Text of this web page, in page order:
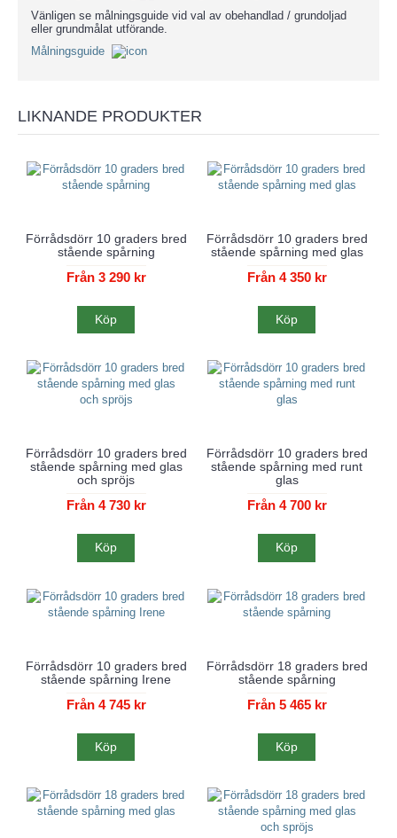
Vänligen se målningsguide vid val av obehandlad / grundoljad
eller grundmålat utförande.
Målningsguide
LIKNANDE PRODUKTER
Förrådsdörr 10 graders bred
stående spårning
Från 3 290 kr
Köp
Förrådsdörr 10 graders bred
stående spårning med glas
Från 4 350 kr
Köp
Förrådsdörr 10 graders bred
stående spårning med glas
och spröjs
Från 4 730 kr
Köp
Förrådsdörr 10 graders bred
stående spårning med runt
glas
Från 4 700 kr
Köp
Förrådsdörr 10 graders bred
stående spårning Irene
Från 4 745 kr
Köp
Förrådsdörr 18 graders bred
stående spårning
Från 5 465 kr
Köp